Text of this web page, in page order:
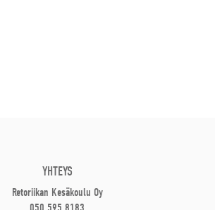
YHTEYS
Retoriikan Kesäkoulu Oy